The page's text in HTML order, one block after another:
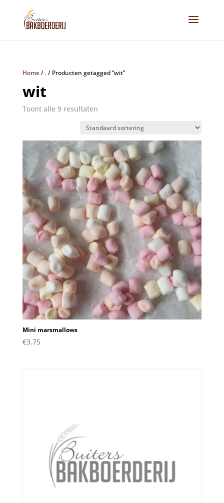
Home/ ./ Producten getagged “wit”
wit
Toont alle 9 resultaten
Mini marsmallows
€3.75